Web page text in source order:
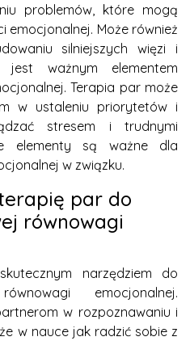
problemów, które mogą
emocjonalnej. Może również
silniejszych więzi i
jest ważnym elementem
Terapia par może
w ustaleniu priorytetów i
stresem i trudnymi
elementy są ważne dla
w związku.
par do
równowagi
narzędziem do
emocjonalnej.
w rozpoznawaniu i
w nauce jak radzić sobie z